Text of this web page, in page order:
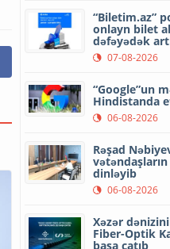
“Biletim.az”
onlayn bilet
dəfəyədək
07-08-2026
“Google”un
Hindistanda
06-08-2026
Rəşad
dinləyib
06-08-2026
Xəzər
Fiber-Optik
başa çatıb